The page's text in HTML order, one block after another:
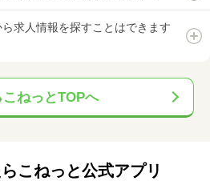
求人情報を探すことはできます
こねっとTOPへ
こねっと公式アプリ